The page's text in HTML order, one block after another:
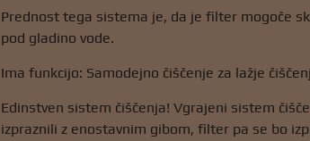
Prednost tega sistema je, da je filter mogoče
pod gladino vode.
Ima funkcijo: Samodejno čiščenje za lažje
Edinstven sistem čiščenja! Vgrajeni sistem
izpraznili z enostavnim gibom, filter pa se bo